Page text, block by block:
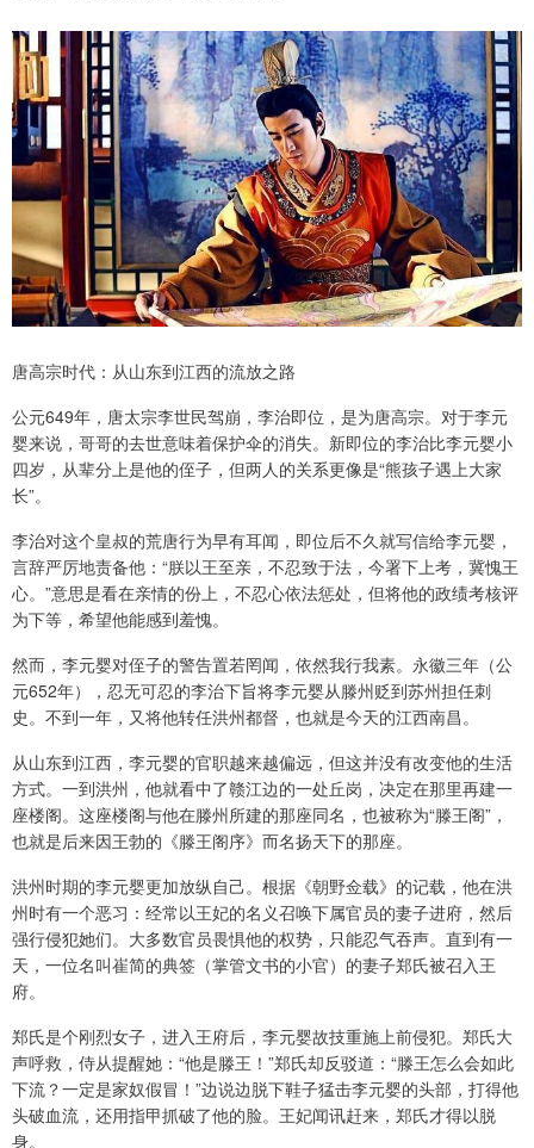
唐高宗时代：从山东到江西的流放之路
公元649年，唐太宗李世民驾崩，李治即位，是为唐高宗。对于李元
婴来说，哥哥的去世意味着保护伞的消失。新即位的李治比李元婴小
四岁，从辈分上是他的侄子，但两人的关系更像是“熊孩子遇上大家
长”。
李治对这个皇叔的荒唐行为早有耳闻，即位后不久就写信给李元婴，
言辞严厉地责备他：“朕以王至亲，不忍致于法，今署下上考，冀愧王
心。”意思是看在亲情的份上，不忍心依法惩处，但将他的政绩考核评
为下等，希望他能感到羞愧。
然而，李元婴对侄子的警告置若罔闻，依然我行我素。永徽三年（公
元652年），忍无可忍的李治下旨将李元婴从滕州贬到苏州担任刺
史。不到一年，又将他转任洪州都督，也就是今天的江西南昌。
从山东到江西，李元婴的官职越来越偏远，但这并没有改变他的生活
方式。一到洪州，他就看中了赣江边的一处丘岗，决定在那里再建一
座楼阁。这座楼阁与他在滕州所建的那座同名，也被称为“滕王阁”，
也就是后来因王勃的《滕王阁序》而名扬天下的那座。
洪州时期的李元婴更加放纵自己。根据《朝野佥载》的记载，他在洪
州时有一个恶习：经常以王妃的名义召唤下属官员的妻子进府，然后
强行侵犯她们。大多数官员畏惧他的权势，只能忍气吞声。直到有一
天，一位名叫崔简的典签（掌管文书的小官）的妻子郑氏被召入王
府。
郑氏是个刚烈女子，进入王府后，李元婴故技重施上前侵犯。郑氏大
声呼救，侍从提醒她：“他是滕王！”郑氏却反驳道：“滕王怎么会如此
下流？一定是家奴假冒！”边说边脱下鞋子猛击李元婴的头部，打得他
头破血流，还用指甲抓破了他的脸。王妃闻讯赶来，郑氏才得以脱
身。